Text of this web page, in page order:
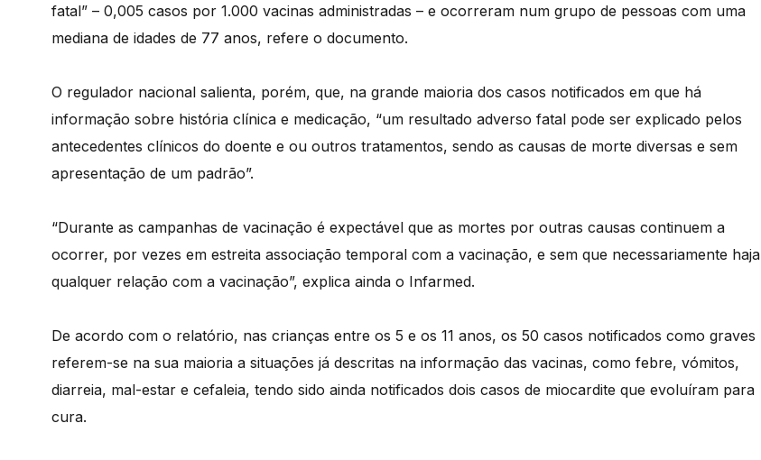
fatal” – 0,005 casos por 1.000 vacinas administradas – e ocorreram num grupo de pessoas com uma
mediana de idades de 77 anos, refere o documento.
O regulador nacional salienta, porém, que, na grande maioria dos casos notificados em que há
informação sobre história clínica e medicação, “um resultado adverso fatal pode ser explicado pelos
antecedentes clínicos do doente e ou outros tratamentos, sendo as causas de morte diversas e sem
apresentação de um padrão”.
“Durante as campanhas de vacinação é expectável que as mortes por outras causas continuem a
ocorrer, por vezes em estreita associação temporal com a vacinação, e sem que necessariamente haja
qualquer relação com a vacinação”, explica ainda o Infarmed.
De acordo com o relatório, nas crianças entre os 5 e os 11 anos, os 50 casos notificados como graves
referem-se na sua maioria a situações já descritas na informação das vacinas, como febre, vómitos,
diarreia, mal-estar e cefaleia, tendo sido ainda notificados dois casos de miocardite que evoluíram para
cura.